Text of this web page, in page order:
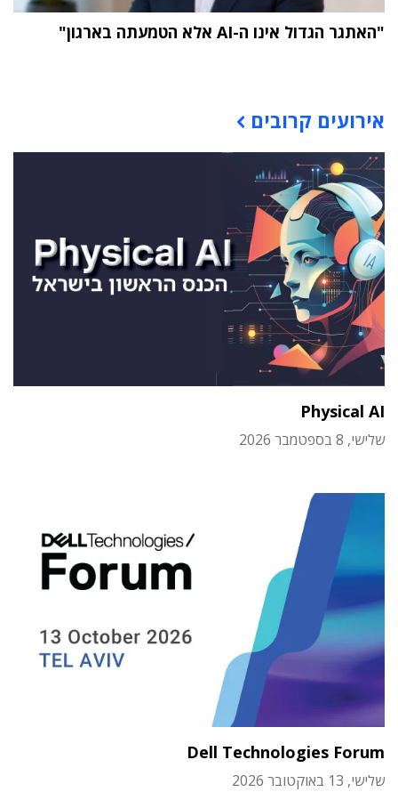
"האתגר הגדול אינו ה-AI אלא הטמעתה בארגון"
אירועים קרובים
Physical AI
שלישי, 8 בספטמבר 2026
Dell Technologies Forum
שלישי, 13 באוקטובר 2026